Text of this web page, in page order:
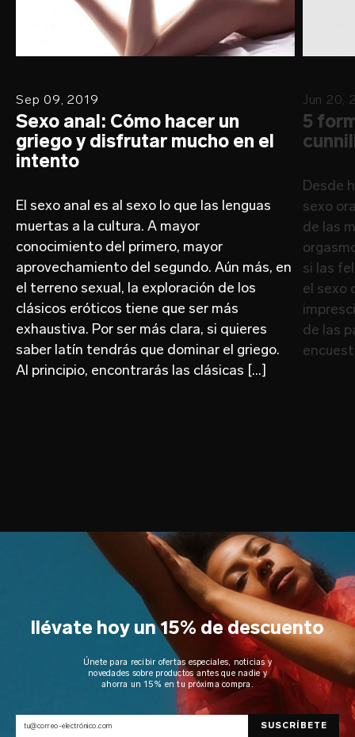
Sep 09, 2019
Sexo anal: Cómo hacer un
griego y disfrutar mucho en el
intento
El sexo anal es al sexo lo que las lenguas
muertas a la cultura. A mayor
conocimiento del primero, mayor
aprovechamiento del segundo. Aún más, en
el terreno sexual, la exploración de los
clásicos eróticos tiene que ser más
exhaustiva. Por ser más clara, si quieres
saber latín tendrás que dominar el griego.
Al principio, encontrarás las clásicas […]
Jun 20,
5
Desde
sexo
de las
si las
el sexo
de las
llévate hoy un 15% de descuento
Únete para recibir ofertas especiales, noticias y
novedades sobre productos antes que nadie y
ahorra un 15% en tu próxima compra.